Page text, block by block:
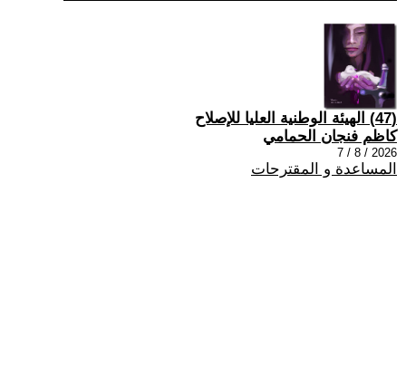
(47) الهيئة الوطنية العليا للإصلاح
كاظم فنجان الحمامي
2026 / 8 / 7
المساعدة و المقترحات